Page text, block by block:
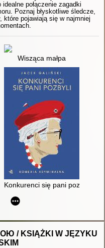
połączenie zagadki
Poznaj błyskotliwe śledcze,
pojawiają się w najmniej
Wisząca małpa
Konkurenci się pani pozbyli
/ KSIĄŻKI W JĘZYKU